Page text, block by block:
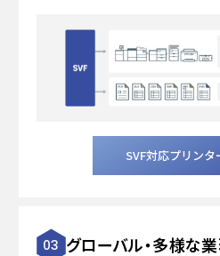
SVF対応プリンタ
03 グローバル・多様な